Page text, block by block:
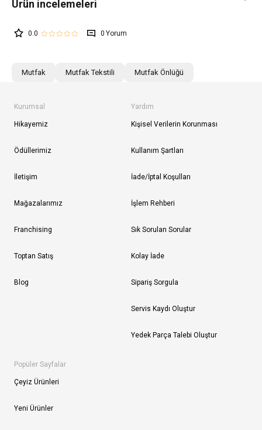
0.0 0
Mutfak Mutfak Tekstili Mutfak Önlüğü
Kurumsal
Hikayemiz
Ödüllerimiz
İletişim
Mağazalarımız
Franchising
Toptan Satış
Blog
Yardım
Kişisel Verilerin Korunması
Kullanım Şartları
İade/İptal Koşulları
İşlem Rehberi
Sık Sorulan Sorular
Kolay İade
Sipariş Sorgula
Servis Kaydı Oluştur
Yedek Parça Talebi Oluştur
Popüler Sayfalar
Çeyiz Ürünleri
Yeni Ürünler